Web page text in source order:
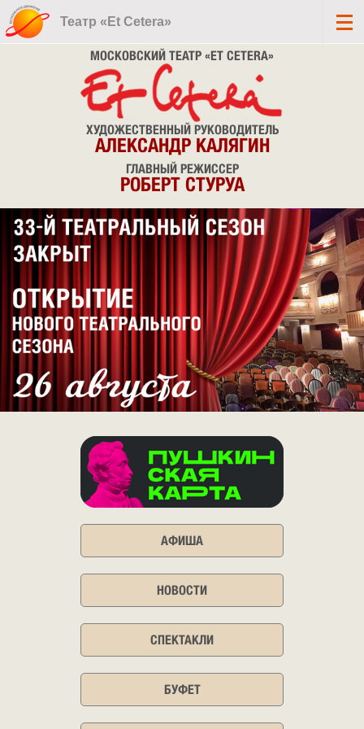
Театр «Et Cetera»
МОСКОВСКИЙ ТЕАТР «ET CETERA»
ХУДОЖЕСТВЕННЫЙ РУКОВОДИТЕЛЬ
АЛЕКСАНДР КАЛЯГИН
ГЛАВНЫЙ РЕЖИССЕР
РОБЕРТ СТУРУА
АФИША
НОВОСТИ
СПЕКТАКЛИ
БУФЕТ